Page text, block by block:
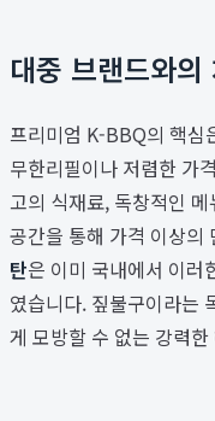
대중 브랜드와
프리미엄 K-BBQ의 핵
무한리필이나 저렴한 가
고의 식재료, 독창적인
공간을 통해 가격 이상의
탄은 이미 국내에서 이러
였습니다. 짚불구이라는
게 모방할 수 없는 강력